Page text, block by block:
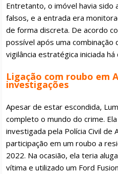
Entretanto, o imóvel havia sido
falsos, e a entrada era
de forma discreta. De acordo
possível após uma combinação
vigilância estratégica iniciada
Ligação com roubo em
investigações
Apesar de estar escondida,
completo o mundo do crime.
investigada pela Polícia Civil de
participação em um roubo a
2022. Na ocasião, ela teria
vítima e utilizado um Ford